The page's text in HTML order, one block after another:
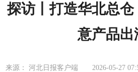
探访丨打造华北总仓
意产品出
来源： 河北日报客户端 2026-05-27